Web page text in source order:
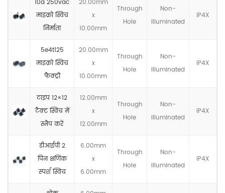
10a 250vac
माइक्रो स्विच
निर्माता
20.00mm
x
10.00mm
Through
Hole
Non-
llluminated
IP4X
5e4t125
माइक्रो स्विच
फैक्ट्री
20.00mm
x
10.00mm
Through
Hole
Non-
llluminated
IP4X
टाइप 12×12
टैक्ट स्विच में
स्नैप करें
12.00mm
x
12.00mm
Through
Hole
Non-
llluminated
IP4X
डीआईपी 2
पिन क्षणिक
स्पर्श स्विच
6.00mm
x
6.00mm
Through
Hole
Non-
llluminated
IP4X